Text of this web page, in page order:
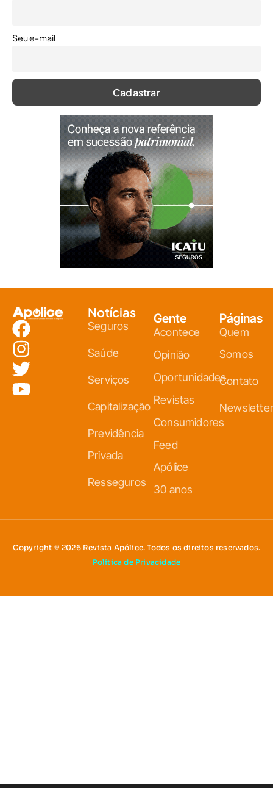
Seu e-mail
Notícias
Seguros
Saúde
Serviços
Capitalização
Previdência
Privada
Resseguros
Gente
Acontece
Opinião
Oportunidades
Revistas
Consumidores
Feed
Apólice
30 anos
Páginas
Quem
Somos
Contato
Newsletter
Copyright © 2026 Revista Apólice. Todos os direitos reservados.
Política de Privacidade